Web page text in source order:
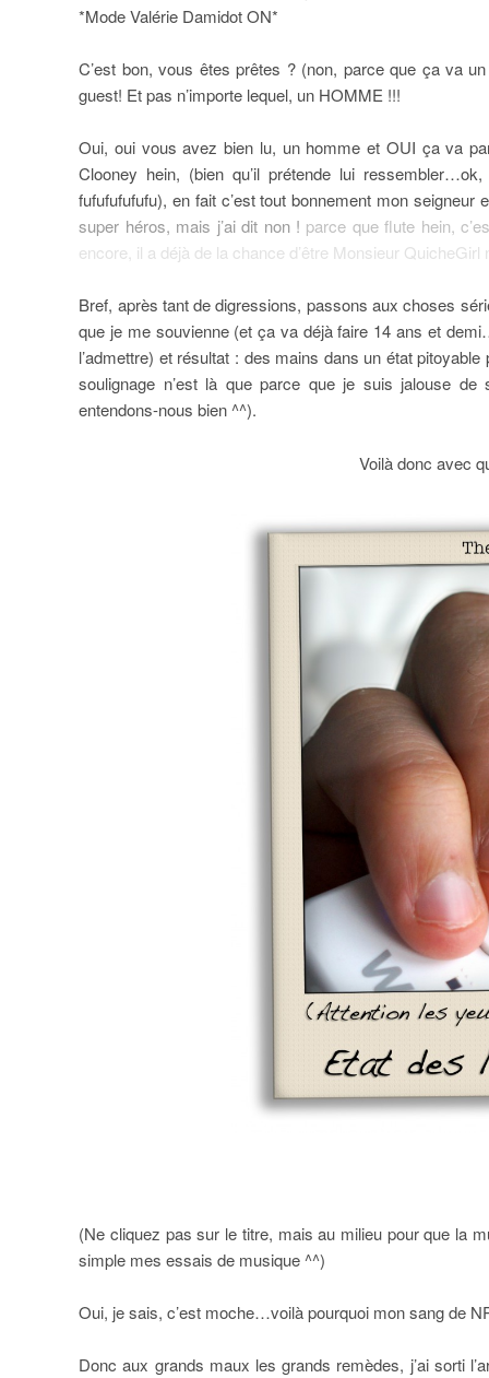
*Mode Valérie Damidot ON*
C’est bon, vous êtes prêtes ? (non, parce que ça va
guest! Et pas n’importe lequel, un HOMME !!!
Oui, oui vous avez bien lu, un homme et OUI ça va
Clooney hein, (bien qu’il prétende lui
fufufufufufu), en fait c’est tout bonnement mon
super héros, mais j’ai dit non ! parce que flute hein,
encore, il a déjà de la chance d’être Monsieur QuicheGirl
Bref, après tant de digressions, passons aux choses
que je me souvienne (et ça va déjà faire 14 ans et
l’admettre) et résultat : des mains dans un état
soulignage n’est là que parce que je suis jalouse
entendons-nous bien ^^).
Voilà donc avec
(Ne cliquez pas sur le titre, mais au milieu pour que la
simple mes essais de musique ^^)
Oui, je sais, c’est moche…voilà pourquoi mon sang de
Donc aux grands maux les grands remèdes, j’ai sorti